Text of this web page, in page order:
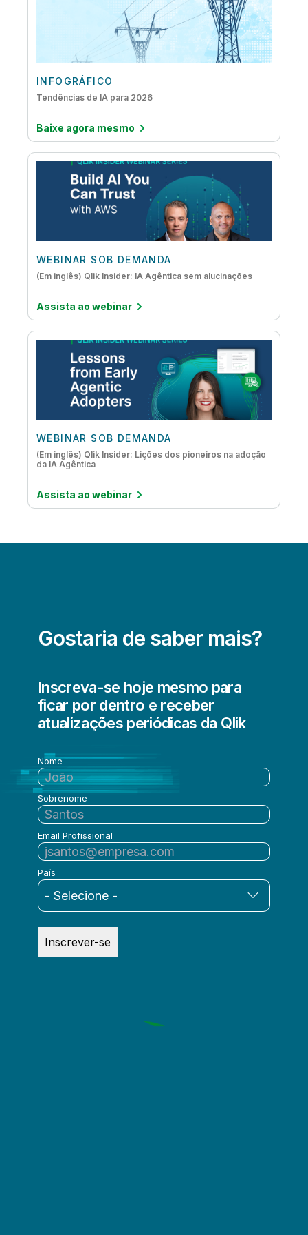
INFOGRÁFICO
Tendências de IA para 2026
Baixe agora mesmo
WEBINAR SOB DEMANDA
(Em inglês) Qlik Insider: IA Agêntica sem alucinações
Assista ao webinar
WEBINAR SOB DEMANDA
(Em inglês) Qlik Insider: Lições dos pioneiros na adoção
da IA Agêntica
Assista ao webinar
Gostaria de saber mais?
Inscreva-se hoje mesmo para
ficar por dentro e receber
atualizações periódicas da Qlik
Nome
Sobrenome
Email Profissional
País
Inscrever-se